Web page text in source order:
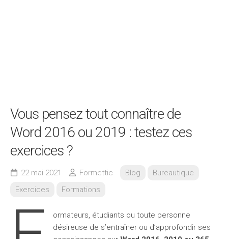
Vous pensez tout connaître de
Word 2016 ou 2019 : testez ces
exercices ?
22 mai 2021 Formettic Blog
Bureautique
Exercices
Formations
ormateurs, étudiants ou toute personne
désireuse de s’entraîner ou d’approfondir ses